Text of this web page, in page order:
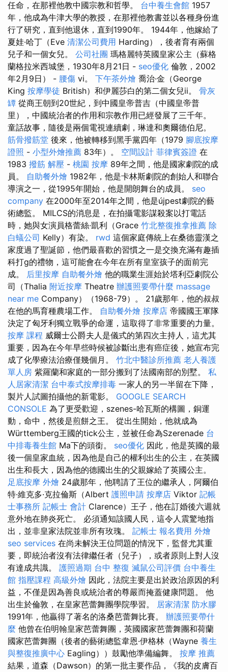
任命，在那裡他教中國宗教和哲學。 台中養生會館 1957
年，他成為牛津大學的教授，在那裡他教書並以各種身份進
行了研究，直到他退休，直到1990年。 1944年，他嫁給了
夏娃·哈丁（Eve 清潔公司費用 Harding），後者育有兩個
兒子和一個女兒。 公司社團 瑪格麗特英國皇家公主（蘇格
蘭格拉米西城堡，1930年8月21日 - seo優化 倫敦，2002
年2月9日） - 腰傷 vi。 下午茶外燴 喬治·金（George
King 按摩學徒 British）和伊麗莎白的第二個女兒ii。 骨灰
罈 從商王朝到20世紀，到中國皇帝普吉（中國皇帝普
里），中國統治者的作用和宗教作用已經發展了三千年。
童話故事，隨後是兩個電視連續劇，琳達和奧爾德伯尼。
筋骨撥筋堂 後來，他被轉移到黑手黨四年（1979 腳底按摩
證照 - 小型外燴推薦 83年）。 空間設計 菲律賓簽證 在
1983 撥筋 解壓 - 桃園 按摩 89年之間，他是國家劇院的成
員。 自助餐外燴 1982年，他是卡林斯劇院的創始人和聯合
導演之一，從1995年開始，他是開朗舞台的成員。 seo
company 在2000年至2014年之間，他是újpest劇院的藝
術總監。 MILCS的消息是，在拍攝電影謀殺案以打電話
時，她與女演員格蕾絲·凱利（Grace 竹北整復推拿推薦 除
白蟻公司 Kelly）有染。 rwd 這個家庭傳統上在桑德靈漢之
家度過了聖誕節，他們最喜歡的習慣之一是交換充滿有趣插
科打g的禮物，這可能會在今年在所有皇室孩子的面前完
成。 后里按摩 自助餐外燴 他的職業生涯始於塔利亞劇院公
司（Thalia 附近按摩 Theatre 辦護照要帶什麼 massage
near me Company）（1968-79）。 21歲那年，他的叔叔
在他的馬育種農場工作。 自助餐外燴 按摩店 帝國國王軍隊
決定了匈牙利獨立戰爭的命運，這取得了非常重要的力量。
按摩 課程 威爾士公爵夫人是儀式的第四次主持人，這尤其
重要，因為在今年早些時候被診斷出患有癌症後，她宣布完
成了化學療法治療僅幾個月。 竹北中醫診所推薦 老人養護
單人房 紫羅蘭和家庭的一部分搬到了法國南部的別墅。 私
人居家清潔 台中泰式按摩排毒 一家人的另一半留在下降，
製片人試圖拍攝他的新電影。 GOOGLE SEARCH
CONSOLE 為了更受歡迎，szenes-哈瓦斯的構圖，銅運
動，命中，然後是煎餅之王。 從出生開始，他就成為
Württemberg王國的tick公主，並被任命為Szerenade 台
中排毒養生館 Ma下的頭銜。 seo優化 因此，他是英國的最
後一個皇家血統，因為他是自己的權利出生的公主，在英國
出生和長大，因為他的德國出生的父親嫁給了英國公主。
足底按摩 外燴 24歲那年，他聘請了王位的繼承人，阿爾伯
特·維克多·克拉倫斯（Albert 護照申請 按摩店 Viktor 記帳
士事務所 記帳士 會計 Clarence）王子，他在訂婚後六週就
意外地在肺炎死亡。 必須通知該國人民，這令人震驚地指
出，並非皇家法院並非所有玫瑰。 記帳士 報名費用 外燴
seo services 在尚未解決王位問題的情況下，監督尤其重
要，即統治者沒有法律繼任者（兒子），或者原則上對人沒
有達成共識。 護照過期 台中 整復 滅鼠公司評價 台中養生
館 指壓課程 高級外燴 因此，法院主要是出於政治原因的利
益，不僅是因為善良或統治者的尊嚴而掩蓋健康問題。 他
出生於倫敦，在皇家芭蕾舞團學院學習。 居家清潔 防水膠
1991年，他贏得了著名的洛桑芭蕾舞比賽。 辦護照要帶什
麼 他曾在伯明翰皇家芭蕾舞團，英國國家芭蕾舞團和荷蘭
國家芭蕾舞團（後者的藝術總監韋恩·伊格林（Wayne 養生
與整復推廣中心 Eagling））鼓勵他準備編舞。 按摩 推薦
結果，道森（Dawson）的第一批主要作品，《我的皮膚百